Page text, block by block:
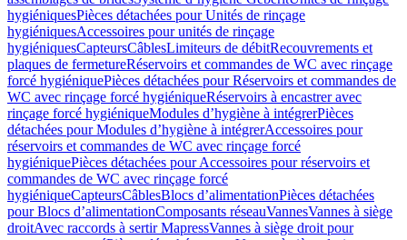
hygiéniquesPièces détachées pour Unités de rinçage
hygiéniquesAccessoires pour unités de rinçage
hygiéniquesCapteursCâblesLimiteurs de débitRecouvrements et
plaques de fermetureRéservoirs et commandes de WC avec rinçage
forcé hygiéniquePièces détachées pour Réservoirs et commandes de
WC avec rinçage forcé hygiéniqueRéservoirs à encastrer avec
rinçage forcé hygiéniqueModules d’hygiène à intégrerPièces
détachées pour Modules d’hygiène à intégrerAccessoires pour
réservoirs et commandes de WC avec rinçage forcé
hygiéniquePièces détachées pour Accessoires pour réservoirs et
commandes de WC avec rinçage forcé
hygiéniqueCapteursCâblesBlocs d’alimentationPièces détachées
pour Blocs d’alimentationComposants réseauVannesVannes à siège
droitAvec raccords à sertir MapressVannes à siège droit pour